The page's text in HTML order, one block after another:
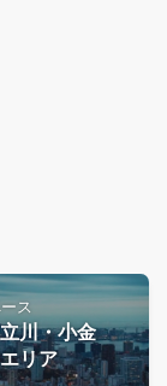
ス
川・小金
リア